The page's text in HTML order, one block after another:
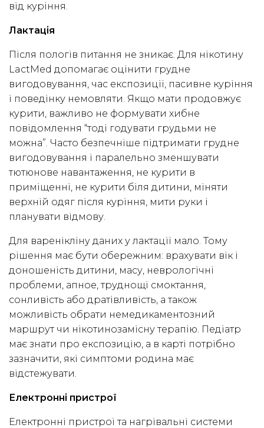
від куріння.
Лактація
Після пологів питання не зникає. Для нікотину
LactMed допомагає оцінити грудне
вигодовування, час експозиції, пасивне куріння
і поведінку немовляти. Якщо мати продовжує
курити, важливо не формувати хибне
повідомлення “тоді годувати грудьми не
можна”. Часто безпечніше підтримати грудне
вигодовування і паралельно зменшувати
тютюнове навантаження, не курити в
приміщенні, не курити біля дитини, міняти
верхній одяг після куріння, мити руки і
планувати відмову.
Для варенікліну даних у лактації мало. Тому
рішення має бути обережним: врахувати вік і
доношеність дитини, масу, неврологічні
проблеми, апное, труднощі смоктання,
сонливість або дратівливість, а також
можливість обрати немедикаментозний
маршрут чи нікотинозамісну терапію. Педіатр
має знати про експозицію, а в карті потрібно
зазначити, які симптоми родина має
відстежувати.
Електронні пристрої
Електронні пристрої та нагрівальні системи